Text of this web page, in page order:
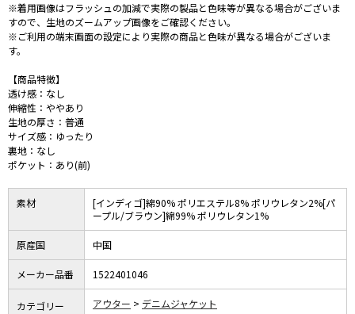
※着用画像はフラッシュの加減で実際の製品と色味等が異なる場合がございま
すので、生地のズームアップ画像をご確認ください。
※ご利用の端末画面の設定により実際の商品と色味が異なる場合がございま
す。
【商品特徴】
透け感：なし
伸縮性：ややあり
生地の厚さ：普通
サイズ感：ゆったり
裏地：なし
ポケット：あり(前)
素材
[インディゴ]綿90% ポリエステル8% ポリウレタン2%[パ
ープル/ブラウン]綿99% ポリウレタン1%
原産国 中国
メーカー品番 1522401046
カテゴリー アウター デニムジャケット